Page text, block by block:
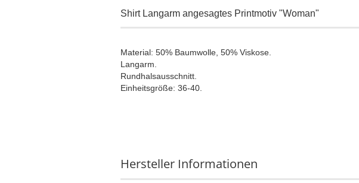
Shirt Langarm angesagtes Printmotiv "Woman"
Material: 50% Baumwolle, 50% Viskose.
Langarm.
Rundhalsausschnitt.
Einheitsgröße: 36-40.
Hersteller Informationen